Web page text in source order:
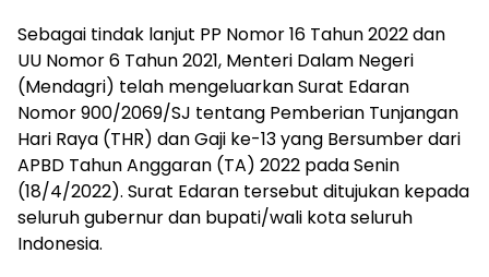
Sebagai tindak lanjut PP Nomor 16 Tahun 2022 dan
UU Nomor 6 Tahun 2021, Menteri Dalam Negeri
(Mendagri) telah mengeluarkan Surat Edaran
Nomor 900/2069/SJ tentang Pemberian Tunjangan
Hari Raya (THR) dan Gaji ke-13 yang Bersumber dari
APBD Tahun Anggaran (TA) 2022 pada Senin
(18/4/2022). Surat Edaran tersebut ditujukan kepada
seluruh gubernur dan bupati/wali kota seluruh
Indonesia.